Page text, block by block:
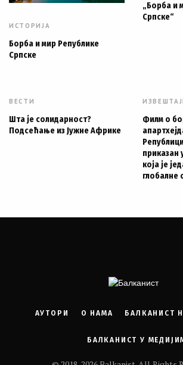
ИСТОРИЈА
Борба и мир Републике
Српске
„Борба и
Српске“
ВЕСТИ
Шта је солидарност?
Подсећање из Јужне Африке
Филм о
приказан
која је
глобалне
АУТОРИ О НАМА БАЛКАНИСТ
БАЛКАНИСТ У